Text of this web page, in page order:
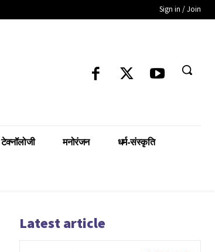
Sign in / Join
टेक्नॉलोजी मनोरंजन धर्म-संस्कृति
Latest article